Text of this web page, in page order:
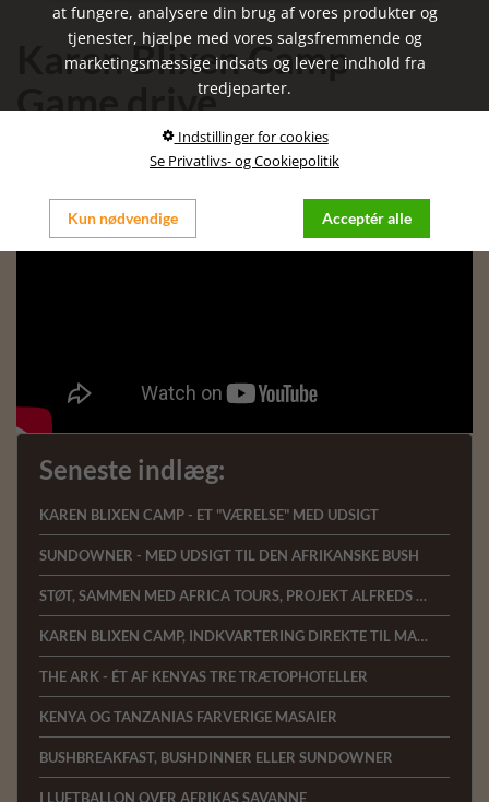
Karen Blixen Camp -
Game drive

Seneste indlæg:
KAREN BLIXEN CAMP - ET "VÆRELSE" MED UDSIGT
SUNDOWNER - MED UDSIGT TIL DEN AFRIKANSKE BUSH
STØT, SAMMEN MED AFRICA TOURS, PROJEKT ALFREDS SKILDPADDER
KAREN BLIXEN CAMP, INDKVARTERING DIREKTE TIL MARA-FLODEN I KENYA
THE ARK - ÉT AF KENYAS TRE TRÆTOPHOTELLER
KENYA OG TANZANIAS FARVERIGE MASAIER
BUSHBREAKFAST, BUSHDINNER ELLER SUNDOWNER
I LUFTBALLON OVER AFRIKAS SAVANNE
at fungere, analysere din brug af vores produkter og
tjenester, hjælpe med vores salgsfremmende og
marketingsmæssige indsats og levere indhold fra
tredjeparter.
Indstillinger for cookies
Se Privatlivs- og Cookiepolitik
Kun nødvendige Acceptér alle